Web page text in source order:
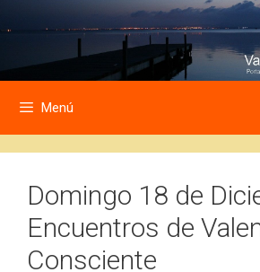
al
al
Menú
Domingo 18 de
Encuentros de
Consciente